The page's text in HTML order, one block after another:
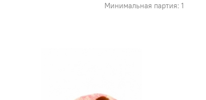
Минимальная партия: 1